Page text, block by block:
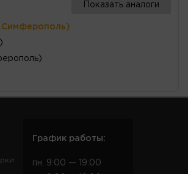
Показать аналоги
График работы:
пн. 9:00 — 19:00